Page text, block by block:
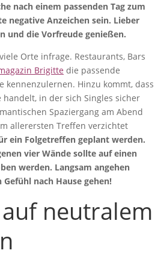
nach einem passenden Tag zum
negative Anzeichen sein. Lieber
und die Vorfreude genießen.
Orte infrage. Restaurants, Bars
Brigitte die passende
kennenzulernen. Hinzu kommt, dass
in der sich Singles sicher
Spaziergang am Abend
allerersten Treffen verzichtet
ein Folgetreffen geplant werden.
vier Wände sollte auf einen
werden. Langsam angehen
nach Hause gehen!
neutralem